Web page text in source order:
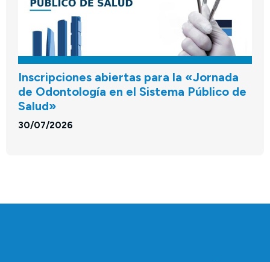
Inscripciones abiertas para la «Jornada
de Odontología en el Sistema Público de
Salud»
30/07/2026